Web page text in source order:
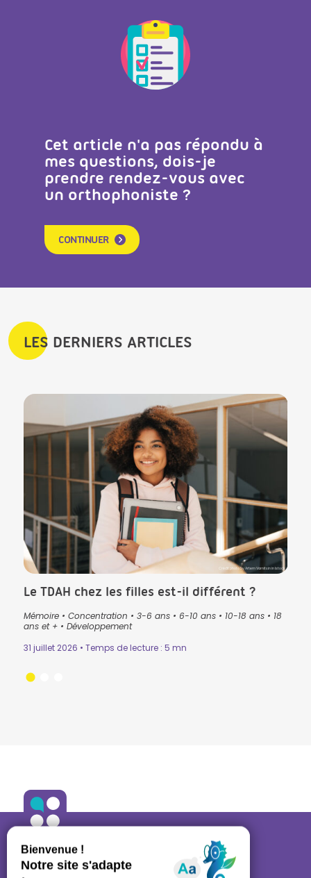
Cet article n'a pas répondu à
mes questions, dois-je
prendre rendez-vous avec
un orthophoniste ?
CONTINUER
LES DERNIERS ARTICLES
Crédit photo by Artem Varnitsin in Istock
Le TDAH chez les filles est-il différent ?
Mémoire• Concentration • 3-6 ans• 6-10 ans• 10-18 ans• 18
ans et +• Développement
31 juillet 2026 • Temps de lecture : 5 mn
ALLO ORTHO